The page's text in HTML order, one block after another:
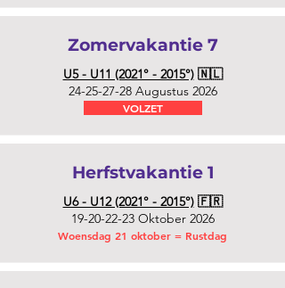
Zomervakantie 7
U5 - U11 (2021° - 2015°)🇳🇱
24-25-27-28Augustus 2026
VOLZET
Herfstvakantie 1
U6 - U12 (2021° - 2015°)🇫🇷
19-20-22-23Oktober 2026
Woensdag 21 oktober = Rustdag